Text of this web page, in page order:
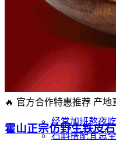
经常加班熬夜
石斛搭配宜忌
🔥 官方合作特惠推荐 产地
霍山正宗仿野生铁皮